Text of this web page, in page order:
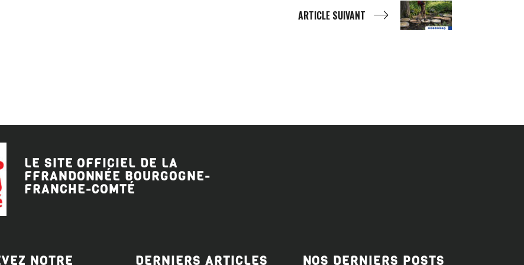
ARTICLE SUIVANT
LE SITE OFFICIEL DE LA
FFRANDONNÉE BOURGOGNE-
FRANCHE-COMTÉ
NOTRE DERNIERS ARTICLES NOS DERNIERS POSTS